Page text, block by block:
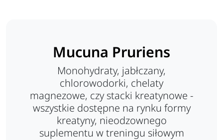
Mucuna Pruriens
Monohydraty, jabłczany,
chlorowodorki, chelaty
magnezowe, czy stacki kreatynowe -
wszystkie dostępne na rynku formy
kreatyny, nieodzownego
suplementu w treningu siłowym